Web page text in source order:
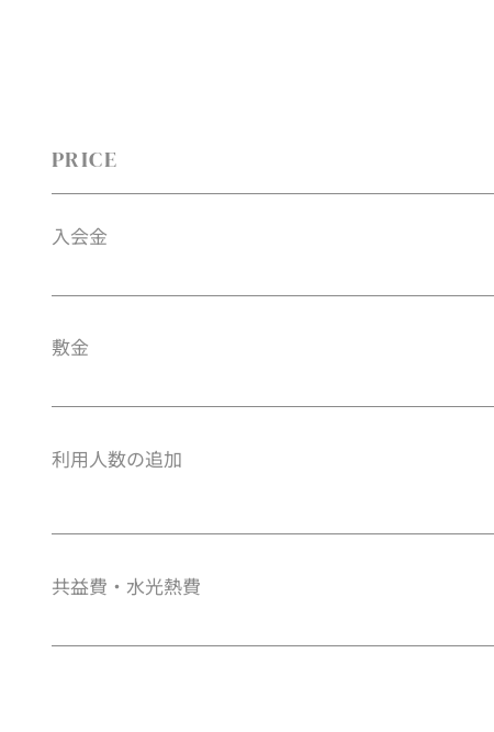
PRICE
入会金
敷金
利用人数の追加
共益費・水光熱費